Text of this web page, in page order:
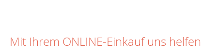
Mit Ihrem ONLINE-Einkauf uns helfen